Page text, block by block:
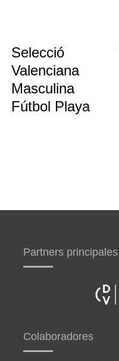
Selecció
Valenciana
Masculina
Fútbol Playa
Partners principales
Colaboradores